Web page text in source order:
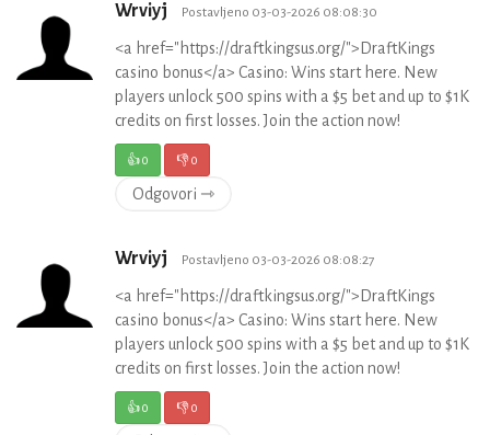
Wrviyj Postavljeno 03-03-2026 08:08:30
<a href="https://draftkingsus.org/">DraftKings
casino bonus</a> Casino: Wins start here. New
players unlock 500 spins with a $5 bet and up to $1K
credits on first losses. Join the action now!
👍0 👎0
Odgovori ⇾
Wrviyj Postavljeno 03-03-2026 08:08:27
<a href="https://draftkingsus.org/">DraftKings
casino bonus</a> Casino: Wins start here. New
players unlock 500 spins with a $5 bet and up to $1K
credits on first losses. Join the action now!
👍0 👎0